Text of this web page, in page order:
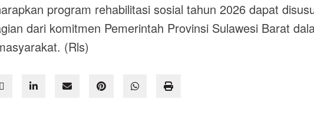
program rehabilitasi sosial tahun 2026 dapat
dari komitmen Pemerintah Provinsi Sulawesi Barat
(Rls)